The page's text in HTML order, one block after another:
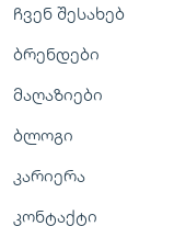
ჩვენ შესახებ
ბრენდები
მაღაზიები
ბლოგი
კარიერა
კონტაქტი